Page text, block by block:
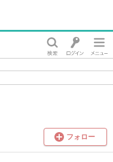
フォロー